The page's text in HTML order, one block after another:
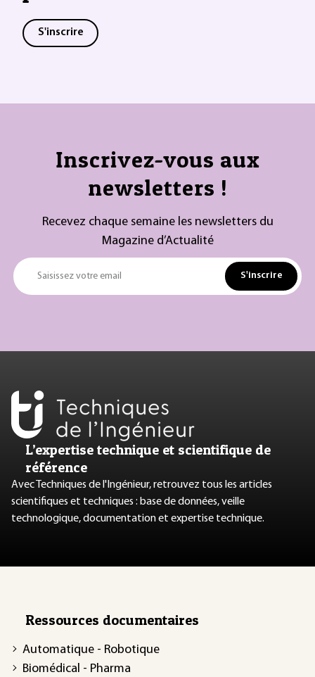
S'inscrire
Inscrivez-vous aux
newsletters !
Recevez chaque semaine les newsletters du
Magazine d’Actualité
Saisissez votre email S'inscrire
L’expertise technique et scientifique de
référence
Avec Techniques de l'Ingénieur, retrouvez tous les articles
scientifiques et techniques : base de données, veille
technologique, documentation et expertise technique.
Ressources documentaires
Automatique - Robotique
Biomédical - Pharma